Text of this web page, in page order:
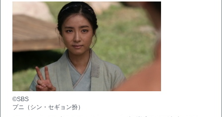
©SBS
プニ（シン・セギョン扮）